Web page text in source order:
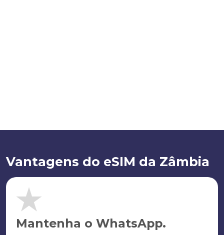
Vantagens do eSIM da Zâmbia
Mantenha o WhatsApp.